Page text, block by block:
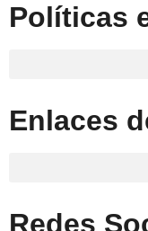
Políticas
Enlaces
Redes